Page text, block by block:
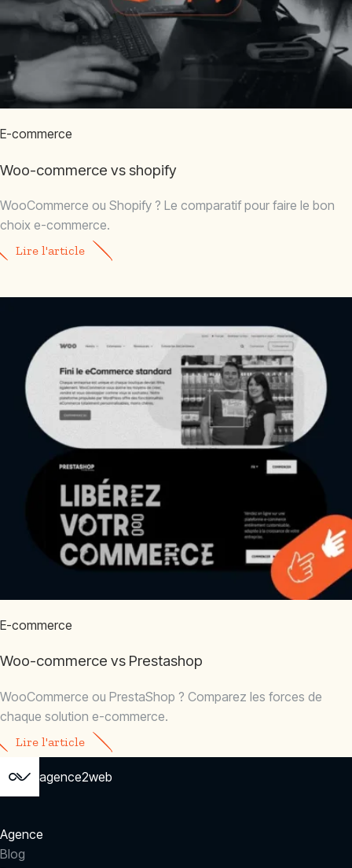
E-commerce
Woo-commerce vs shopify
WooCommerce ou Shopify ? Le comparatif pour faire le bon
choix e-commerce.
Lire l'article
E-commerce
Woo-commerce vs Prestashop
WooCommerce ou PrestaShop ? Comparez les forces de
chaque solution e-commerce.
Lire l'article
agence2web
Agence
Blog